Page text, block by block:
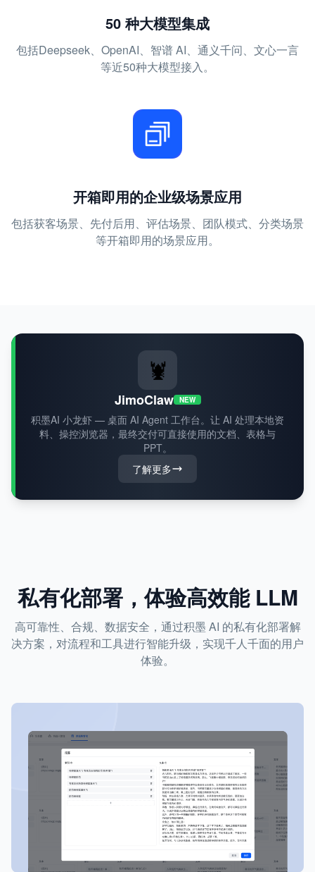
50 种大模型集成
包括Deepseek、OpenAI、智谱 AI、通义千问、文心一言
等近50种大模型接入。
开箱即用的企业级场景应用
包括获客场景、先付后用、评估场景、团队模式、分类场景
等开箱即用的场景应用。
🦞
JimoClaw NEW
积墨AI 小龙虾 — 桌面 AI Agent 工作台。让 AI 处理本地资
料、操控浏览器，最终交付可直接使用的文档、表格与
PPT。
了解更多
私有化部署，体验高效能 LLM
高可靠性、合规、数据安全，通过积墨 AI 的私有化部署解
决方案，对流程和工具进行智能升级，实现千人千面的用户
体验。